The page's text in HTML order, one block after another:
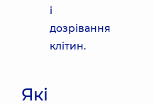
і
дозрівання
клітин.
Які